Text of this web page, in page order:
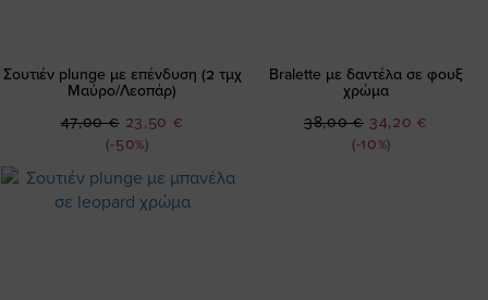
Σουτιέν plunge με επένδυση (2 τμχ
Μαύρο/Λεοπάρ)
(-50%)
Ειδική
Τιμή
23,50 €
47,00 €
Bralette με δαντέλα σε φουξ
χρώμα
(-10%)
Ειδική
Τιμή
34,20 €
38,00 €